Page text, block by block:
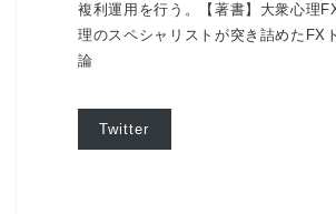
複利運用を行う。【著書】大衆心理
理のスペシャリストが突き詰めたFX
論
Twitter